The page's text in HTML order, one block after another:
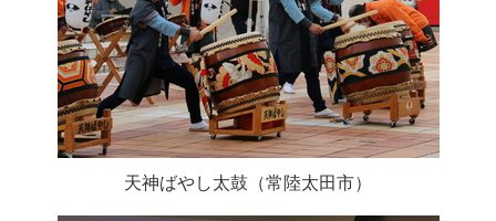
天神ばやし太鼓（常陸太田市）